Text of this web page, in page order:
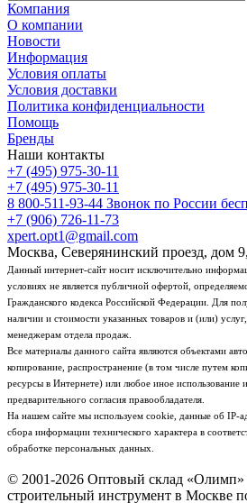
Компания
О компании
Новости
Информация
Условия оплаты
Условия доставки
Политика конфиденциальности
Помощь
Бренды
Наши контакты
+7 (495) 975-30-11
+7 (495) 975-30-11
8 800-511-93-44 Звонок по России
+7 (906) 726-11-73
xpert.opt1@gmail.com
Москва, Северянинский проезд, дом
Данный интернет-сайт носит исключительно
условиях не является публичной офертой,
Гражданского кодекса Российской Федерации. Для
наличии и стоимости указанных товаров и (или)
менеджерам отдела продаж.
Все материалы данного сайта являются объектами
копирование, распространение (в том числе путем
ресурсы в Интернете) или любое иное использование
предварительного согласия правообладателя.
На нашем сайте мы используем cookie, данные об IP-
сбора информации технического характера в
обработке персональных данных.
© 2001-2026 Оптовый склад
строительный инструмент в Москве